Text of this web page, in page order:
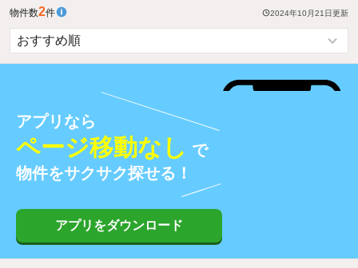
物件数2件 2024年10月21日更新
アプリなら
ページ移動なし で
物件をサクサク探せる！
アプリをダウンロード